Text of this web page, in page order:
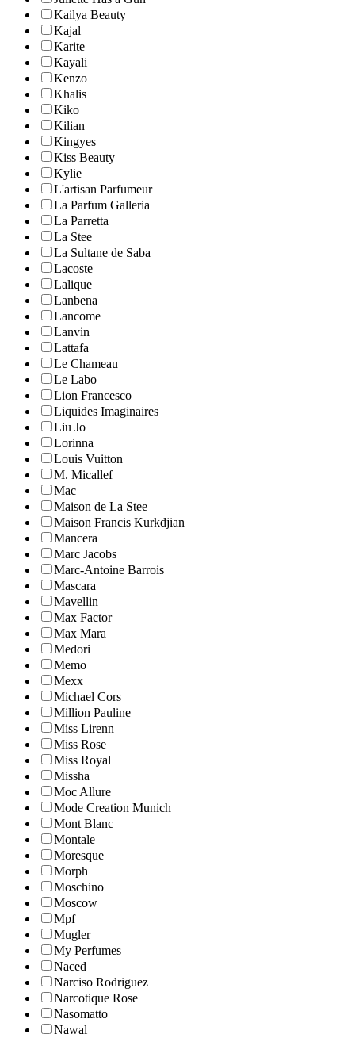
Kailya Beauty
Kajal
Karite
Kayali
Kenzo
Khalis
Kiko
Kilian
Kingyes
Kiss Beauty
Kylie
L'artisan Parfumeur
La Parfum Galleria
La Parretta
La Stee
La Sultane de Saba
Lacoste
Lalique
Lanbena
Lancome
Lanvin
Lattafa
Le Chameau
Le Labo
Lion Francesco
Liquides Imaginaires
Liu Jo
Lorinna
Louis Vuitton
M. Micallef
Mac
Maison de La Stee
Maison Francis Kurkdjian
Mancera
Marc Jacobs
Marc-Antoine Barrois
Mascara
Mavellin
Max Factor
Max Mara
Medori
Memo
Mexx
Michael Cors
Million Pauline
Miss Lirenn
Miss Rose
Miss Royal
Missha
Moc Allure
Mode Creation Munich
Mont Blanc
Montale
Moresque
Morph
Moschino
Moscow
Mpf
Mugler
My Perfumes
Naced
Narciso Rodriguez
Narcotique Rose
Nasomatto
Nawal